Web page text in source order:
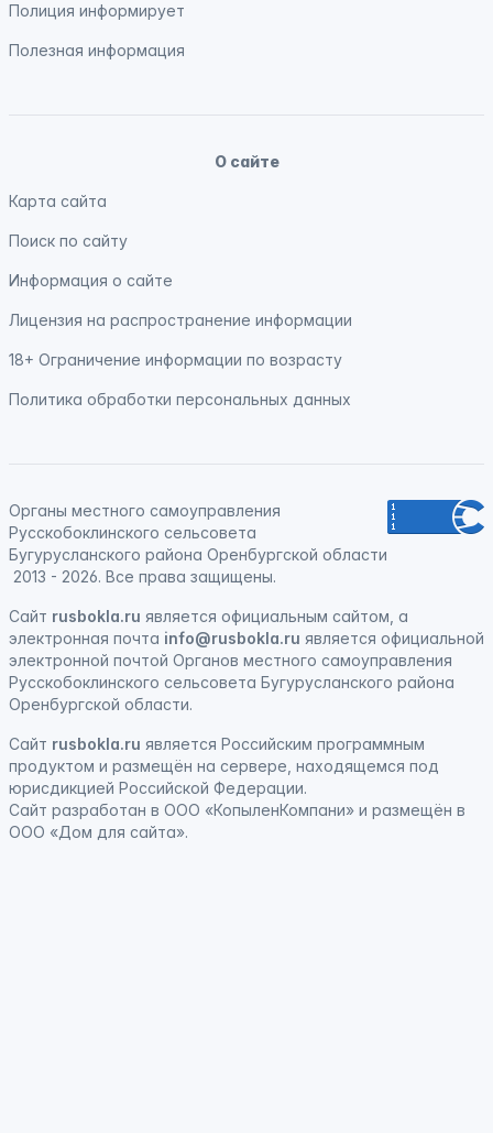
Полиция информирует
Полезная информация
О сайте
Карта сайта
Поиск по сайту
Информация о сайте
Лицензия на распространение информации
18+ Ограничение информации по возрасту
Политика обработки персональных данных
Органы местного самоуправления
Русскобоклинского сельсовета
Бугурусланского района Оренбургской области
2013 - 2026. Все права защищены.
Сайт rusbokla.ru является официальным сайтом, а
электронная почта info@rusbokla.ru является официальной
электронной почтой Органов местного самоуправления
Русскобоклинского сельсовета Бугурусланского района
Оренбургской области.
Сайт rusbokla.ru является Российским программным
продуктом и размещён на сервере, находящемся под
юрисдикцией Российской Федерации.
Сайт разработан в ООО «КопыленКомпани» и размещён в
ООО «Дом для сайта».